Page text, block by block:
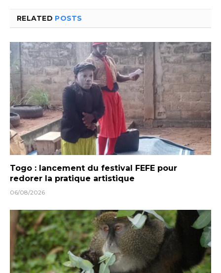
RELATED POSTS
Togo : lancement du festival FEFE pour
redorer la pratique artistique
06/08/2026